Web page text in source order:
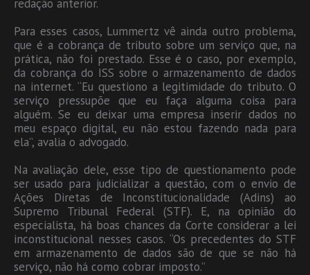
redação anterior.
Para esses casos, Lummertz vê ainda outro problema,
que é a cobrança de tributo sobre um serviço que, na
prática, não foi prestado. Esse é o caso, por exemplo,
da cobrança do ISS sobre o armazenamento de dados
na internet. “Eu questiono a legitimidade do tributo. O
serviço pressupõe que eu faça alguma coisa para
alguém. Se eu deixar uma empresa inserir dados no
meu espaço digital, eu não estou fazendo nada para
ela”, avalia o advogado.
Na avaliação dele, esse tipo de questionamento pode
ser usado para judicializar a questão, com o envio de
Ações Diretas de Inconstitucionalidade (Adins) ao
Supremo Tribunal Federal (STF). E, na opinião do
especialista, há boas chances da Corte considerar a lei
inconstitucional nesses casos. “Os precedentes do STF
em armazenamento de dados são de que se não há
serviço, não há como cobrar imposto.”